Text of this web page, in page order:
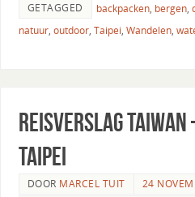
GETAGGED backpacken, bergen,
natuur, outdoor, Taipei, Wandelen,
Reisverslag Taiwan
Taipei
DOOR MARCEL TUIT
24